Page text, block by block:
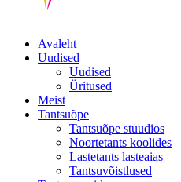
Avaleht
Uudised
Uudised
Üritused
Meist
Tantsuõpe
Tantsuõpe stuudios
Noortetants koolides
Lastetants lasteaias
Tantsuvõistlused